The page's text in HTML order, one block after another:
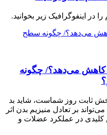
در اینفوگرافیک زیر بخوانید.
کاهش می‌دهد؟/ چگونه
بخش ثابت روز شماست، شاید بد
بر تعادل منیزیم بدن اثر
کلیدی در عملکرد عضلات و